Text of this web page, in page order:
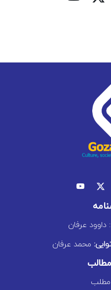
: داوود عرفان
محمد عرفان
مطلب